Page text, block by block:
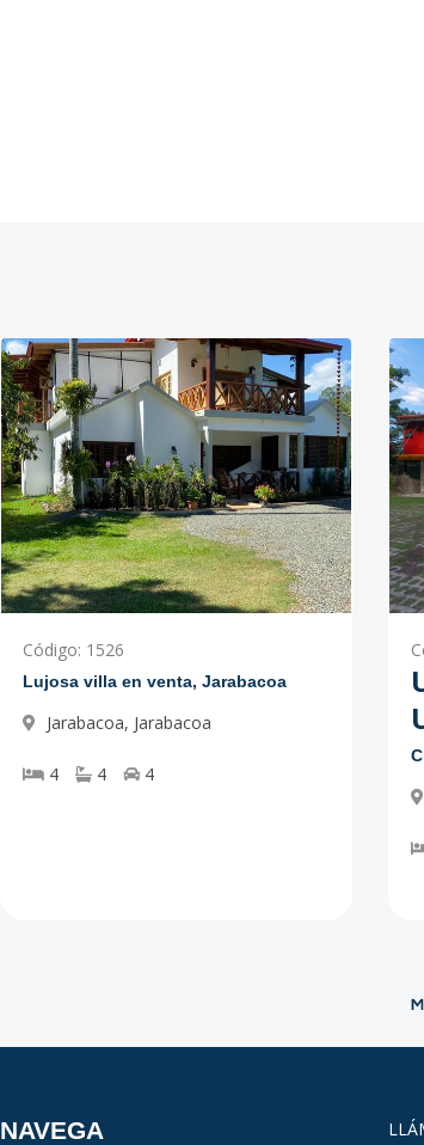
Código: 1526
Lujosa villa en venta, Jarabacoa
Jarabacoa, Jarabacoa
4 4 4
NAVEGA